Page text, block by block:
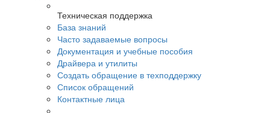
Техническая поддержка
База знаний
Часто задаваемые вопросы
Документация и учебные пособия
Драйвера и утилиты
Создать обращение в техподдержку
Список обращений
Контактные лица